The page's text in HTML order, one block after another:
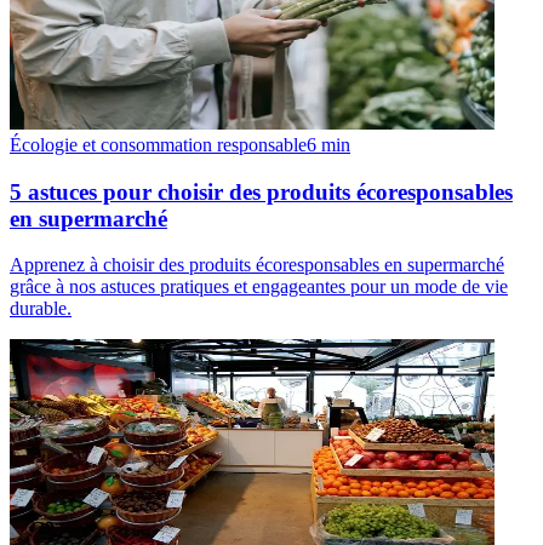
5 astuces pour choisir des produits écoresponsables
en supermarché
Apprenez à choisir des produits écoresponsables en supermarché
grâce à nos astuces pratiques et engageantes pour un mode de vie
durable.
Astuces et conseils6min
Comment choisir les meilleurs produits de saison au
supermarché
Apprenez à choisir les meilleurs fruits et légumes de saison au
supermarché avec nos conseils pratiques et astuces.